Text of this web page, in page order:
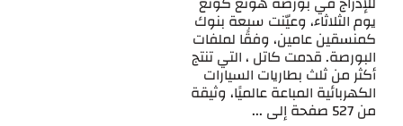
يوم الثلاثاء، وعيّنت سبعة بنوك
كمنسقين عامين، وفقًا لملفات
البورصة. قدمت كاتل ، التي تنتج
أكثر من ثلث بطاريات السيارات
الكهربائية المباعة عالميًا، وثيقة
من 527 صفحة إلى ...